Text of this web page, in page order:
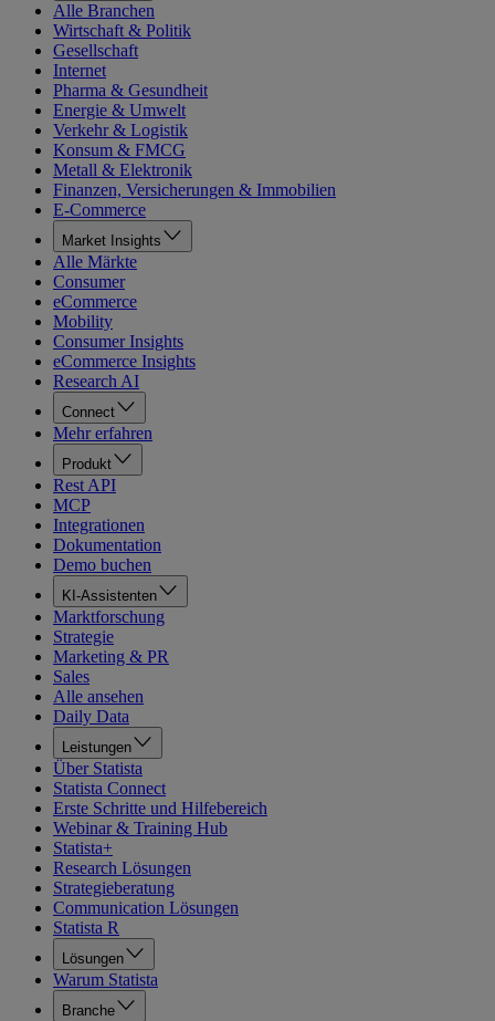
Alle Branchen
Wirtschaft & Politik
Gesellschaft
Internet
Pharma & Gesundheit
Energie & Umwelt
Verkehr & Logistik
Konsum & FMCG
Metall & Elektronik
Finanzen, Versicherungen & Immobilien
E-Commerce
Market Insights
Alle Märkte
Consumer
eCommerce
Mobility
Consumer Insights
eCommerce Insights
Research AI
Connect
Mehr erfahren
Produkt
Rest API
MCP
Integrationen
Dokumentation
Demo buchen
KI-Assistenten
Marktforschung
Strategie
Marketing & PR
Sales
Alle ansehen
Daily Data
Leistungen
Über Statista
Statista Connect
Erste Schritte und Hilfebereich
Webinar & Training Hub
Statista+
Research Lösungen
Strategieberatung
Communication Lösungen
Statista R
Lösungen
Warum Statista
Branche